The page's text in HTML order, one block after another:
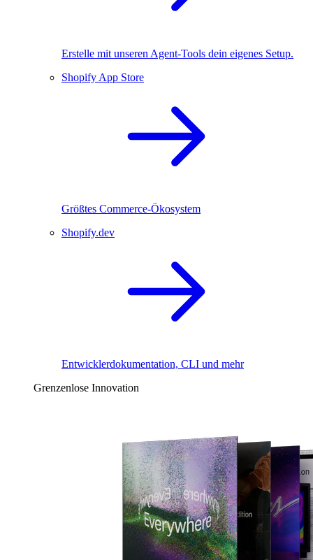
Erstelle mit unseren Agent-Tools dein eigenes Setup.
Shopify App Store
Größtes Commerce-Ökosystem
Shopify.dev
Entwicklerdokumentation, CLI und mehr
Grenzenlose Innovation